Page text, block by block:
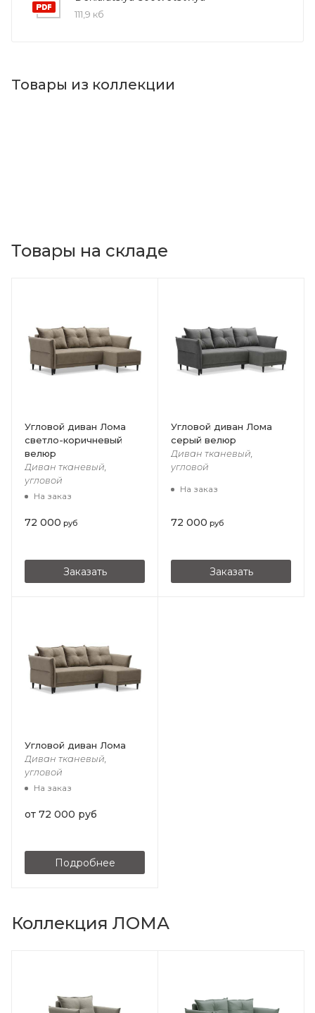
111,9 кб
Товары из коллекции
Товары на складе
Угловой диван Лома
светло-коричневый
велюр
Диван тканевый,
угловой
На заказ
72 000 руб
Заказать
Угловой диван Лома
серый велюр
Диван тканевый,
угловой
На заказ
72 000 руб
Заказать
Угловой диван Лома
Диван тканевый,
угловой
На заказ
от 72 000 руб
Подробнее
Коллекция ЛОМА